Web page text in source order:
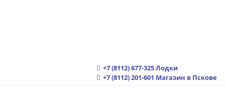
+7 (8112) 677-325Лодки
+7 (8112) 201-601 Магазин в Пскове